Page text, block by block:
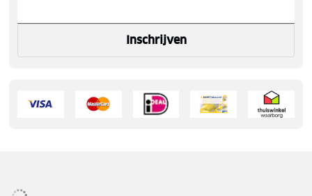
Inschrijven